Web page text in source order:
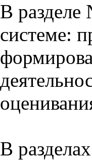
В разделе
системе:
В